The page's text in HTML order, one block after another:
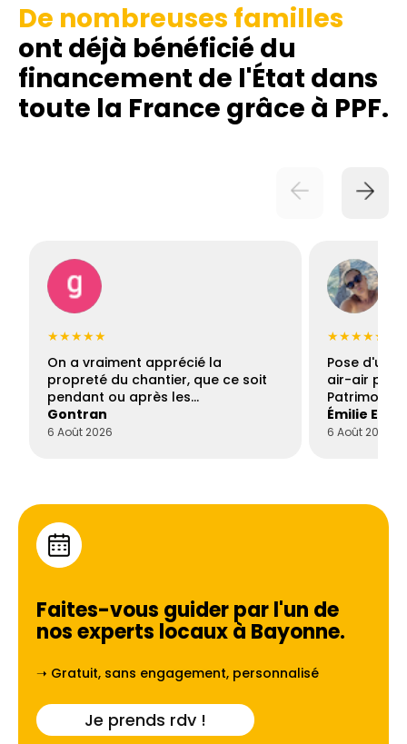
De nombreuses familles
ont déjà bénéficié du
financement de l'État dans
toute la France grâce à PPF.
★★★★★
On a vraiment apprécié la
propreté du chantier, que ce soit
pendant ou après les…
Gontran
6 Août 2026
★★★★★
Pose d'une
air-air par
Patrimoine
Émilie
6 Août 2026
Faites-vous guider par l'un de
nos experts locaux à Bayonne.
➝ Gratuit, sans engagement, personnalisé
Je prends rdv !